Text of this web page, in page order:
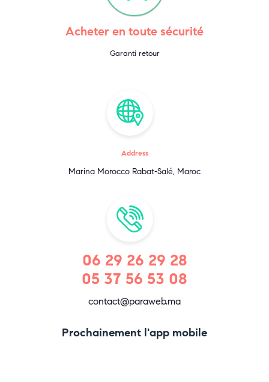
Acheter en toute sécurité
Garanti retour
Address
Marina Morocco Rabat-Salé, Maroc
06 29 26 29 28
05 37 56 53 08
contact@paraweb.ma
Prochainement l'app mobile